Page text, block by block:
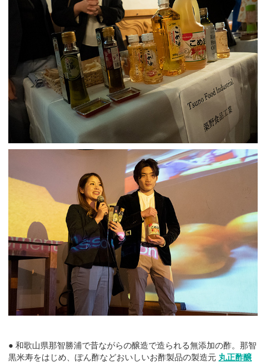
● 和歌山県那智勝浦で昔ながらの醸造で造られる無添加の酢。那智
黒米寿をはじめ、ぽん酢などおいしいお酢製品の製造元 丸正酢醸